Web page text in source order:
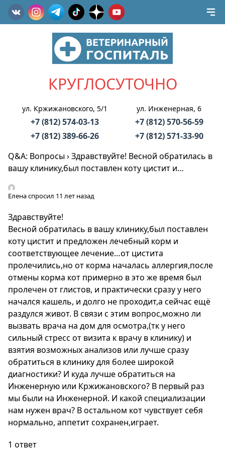
КРУГЛОСУТОЧНО
ул. Кржижановского, 5/1
+7 (812) 574-03-13
+7 (812) 389-66-26
ул. Инженерная, 6
+7 (812) 570-56-59
+7 (812) 571-33-90
Q&A: Вопросы›Здравствуйте! Весной обратилась в
вашу клинику,был поставлен коту цистит и…
Еленаспросил 11 лет назад
Здравствуйте!
Весной обратилась в вашу клинику,был поставлен
коту цистит и предложен лечебный корм и
соответствующее лечение…от цистита
пролечились,но от корма началась аллергия,после
отмены корма кот примерно в это же время был
пролечен от глистов, и практически сразу у него
начался кашель, и долго не проходит,а сейчас ещё
раздулся живот. В связи с этим вопрос,можно ли
вызвать врача на дом для осмотра,(тк у него
сильный стресс от визита к врачу в клинику) и
взятия возможных анализов или лучше сразу
обратиться в клинику для более широкой
диагностики? И куда лучше обратиться на
Инженерную или Кржижановского? В первый раз
мы были на Инженерной. И какой специализации
нам нужен врач? В остальном кот чувствует себя
нормально, аппетит сохранен,играет.
1 ответ